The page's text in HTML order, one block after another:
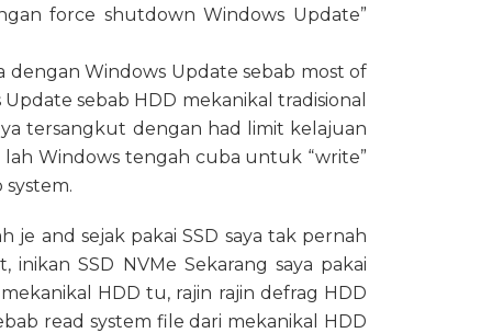
force shutdown Windows Update”
Windows Update sebab most of
sebab HDD mekanikal tradisional
tersangkut dengan had limit kelajuan
Windows tengah cuba untuk “write”
je and sejak pakai SSD saya tak pernah
inikan SSD NVMe Sekarang saya pakai
HDD tu, rajin rajin defrag HDD
read system file dari mekanikal HDD